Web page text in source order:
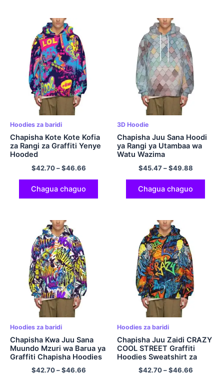
Hoodies za baridi
Chapisha Kote Kote Kofia
za Rangi za Graffiti Yenye
Hooded
$42.70–$46.66
Chagua chaguo
3D Hoodie
Chapisha Juu Sana Hoodi
ya Rangi ya Utambaa wa
Watu Wazima
Inayostarehesha yenye
Ngozi ya Mfukoni yenye
Joto na Sweti Laini la
Polyester yenye Kifuniko
$45.47–$49.88
Chagua chaguo
Hoodies za baridi
Chapisha Kwa Juu Sana
Muundo Mzuri wa Barua ya
Graffiti Chapisha Hoodies
za Kuvuta Hoodi
$42.70–$46.66
Hoodies za baridi
Chapisha Juu Zaidi CRAZY
COOL STREET Graffiti
Hoodies Sweatshirt za
Mavazi ya Mitaani
$42.70–$46.66